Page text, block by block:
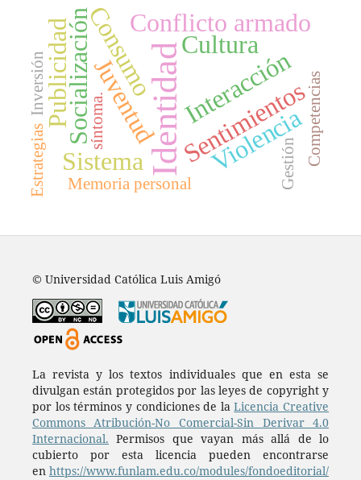
IdentidadSentimientos
Interacción
Juventud
Socialización Violencia
Publicidad Conflicto armado
Consumo Cultura
Sistema
Memoria personal
síntoma.
Estrategias Gestión Competencias
Inversión
© Universidad Católica Luis Amigó
La revista y los textos individuales que en esta se
divulgan están protegidos por las leyes de copyright y
por los términos y condiciones de laLicencia Creative
Commons Atribución-No Comercial-Sin Derivar 4.0
Internacional. Permisos que vayan más allá de lo
cubierto por esta licencia pueden encontrarse
en https://www.funlam.edu.co/modules/fondoeditorial/